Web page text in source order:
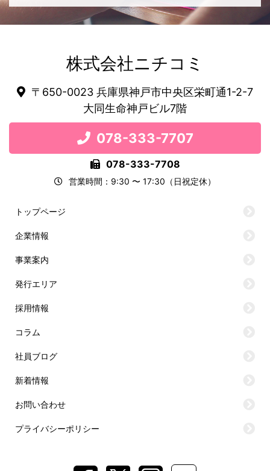
株式会社ニチコミ
〒650-0023 兵庫県神戸市中央区栄町通1-2-7
大同生命神戸ビル7階
078-333-7707
078-333-7708
営業時間：9:30 〜 17:30（日祝定休）
トップページ
企業情報
事業案内
発行エリア
採用情報
コラム
社員ブログ
新着情報
お問い合わせ
プライバシーポリシー